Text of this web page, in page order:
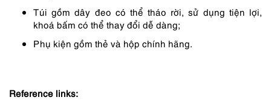
Túi gồm dây đeo có thể tháo rời, sử dụng tiện lợi,
khoá bấm có thể thay đổi dễ dàng;
Phụ kiện gồm thẻ và hộp chính hãng.
Reference links: